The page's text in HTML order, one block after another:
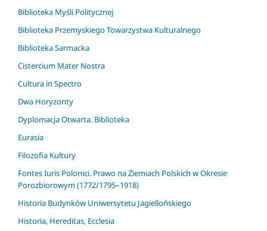
Biblioteka Myśli Politycznej
Biblioteka Przemyskiego Towarzystwa Kulturalnego
Biblioteka Sarmacka
Cistercium Mater Nostra
Cultura in Spectro
Dwa Horyzonty
Dyplomacja Otwarta. Biblioteka
Eurasia
Filozofia Kultury
Fontes Iuris Polonici. Prawo na Ziemiach Polskich w Okresie
Porozbiorowym (1772/1795–1918)
Historia Budynków Uniwersytetu Jagiellońskiego
Historia, Hereditas, Ecclesia